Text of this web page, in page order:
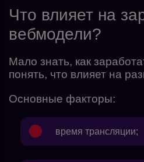
Что влияет на
вебмодели?
Мало знать, как
понять, что влияет на
Основные факторы:
время трансляции;